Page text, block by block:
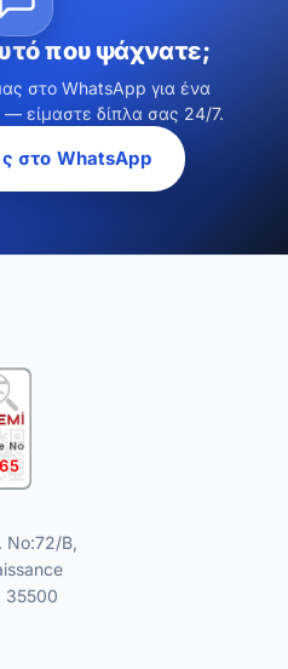
που ψάχνατε;
στο WhatsApp για ένα
είμαστε δίπλα σας 24/7.
στο WhatsApp
No:72/B,
35500